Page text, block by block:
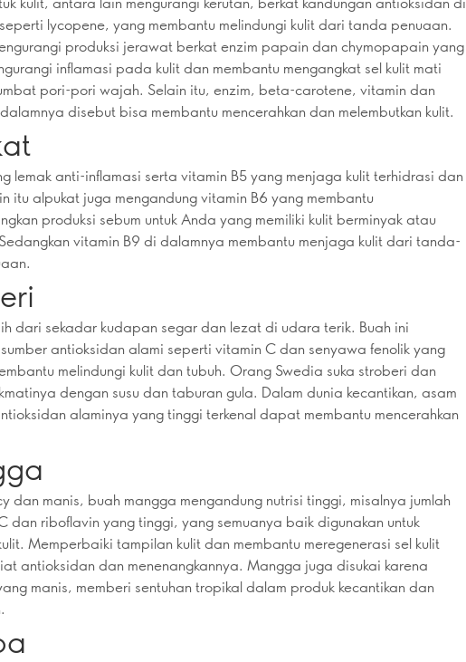
lycopene, yang membantu melindungi kulit dari tanda penuaan.
produksi jerawat berkat enzim papain dan chymopapain yang
inflamasi pada kulit dan membantu mengangkat sel kulit mati
pori-pori wajah. Selain itu, enzim, beta-carotene, vitamin dan
disebut bisa membantu mencerahkan dan melembutkan kulit.
lemak anti-inflamasi serta vitamin B5 yang menjaga kulit terhidrasi dan
itu alpukat juga mengandung vitamin B6 yang membantu
produksi sebum untuk Anda yang memiliki kulit berminyak atau
vitamin B9 di dalamnya membantu menjaga kulit dari tanda-
dari sekadar kudapan segar dan lezat di udara terik. Buah ini
antioksidan alami seperti vitamin C dan senyawa fenolik yang
melindungi kulit dan tubuh. Orang Swedia suka stroberi dan
dengan susu dan taburan gula. Dalam dunia kecantikan, asam
alaminya yang tinggi terkenal dapat membantu mencerahkan
dan manis, buah mangga mengandung nutrisi tinggi, misalnya jumlah
dan riboflavin yang tinggi, yang semuanya baik digunakan untuk
Memperbaiki tampilan kulit dan membantu meregenerasi sel kulit
antioksidan dan menenangkannya. Mangga juga disukai karena
manis, memberi sentuhan tropikal dalam produk kecantikan dan